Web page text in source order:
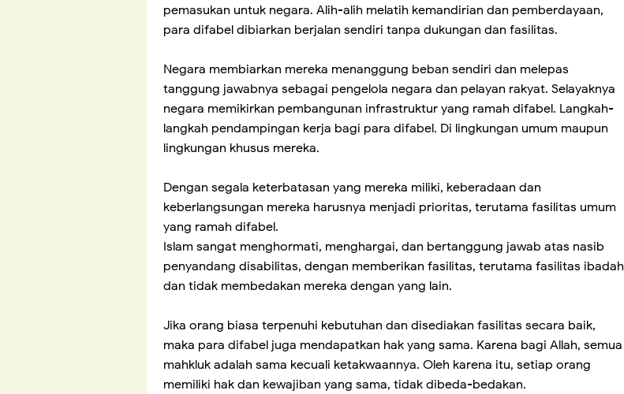
pemasukan untuk negara. Alih-alih melatih kemandirian dan pemberdayaan,
para difabel dibiarkan berjalan sendiri tanpa dukungan dan fasilitas.
Negara membiarkan mereka menanggung beban sendiri dan melepas
tanggung jawabnya sebagai pengelola negara dan pelayan rakyat. Selayaknya
negara memikirkan pembangunan infrastruktur yang ramah difabel. Langkah-
langkah pendampingan kerja bagi para difabel. Di lingkungan umum maupun
lingkungan khusus mereka.
Dengan segala keterbatasan yang mereka miliki, keberadaan dan
keberlangsungan mereka harusnya menjadi prioritas, terutama fasilitas umum
yang ramah difabel.
Islam sangat menghormati, menghargai, dan bertanggung jawab atas nasib
penyandang disabilitas, dengan memberikan fasilitas, terutama fasilitas ibadah
dan tidak membedakan mereka dengan yang lain.
Jika orang biasa terpenuhi kebutuhan dan disediakan fasilitas secara baik,
maka para difabel juga mendapatkan hak yang sama. Karena bagi Allah, semua
mahkluk adalah sama kecuali ketakwaannya. Oleh karena itu, setiap orang
memiliki hak dan kewajiban yang sama, tidak dibeda-bedakan.